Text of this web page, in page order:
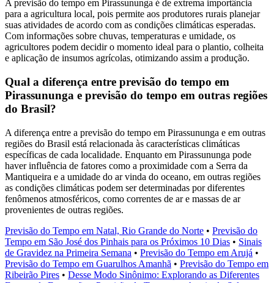
A previsão do tempo em Pirassununga é de extrema importância
para a agricultura local, pois permite aos produtores rurais planejar
suas atividades de acordo com as condições climáticas esperadas.
Com informações sobre chuvas, temperaturas e umidade, os
agricultores podem decidir o momento ideal para o plantio, colheita
e aplicação de insumos agrícolas, otimizando assim a produção.
Qual a diferença entre previsão do tempo em
Pirassununga e previsão do tempo em outras regiões
do Brasil?
A diferença entre a previsão do tempo em Pirassununga e em outras
regiões do Brasil está relacionada às características climáticas
específicas de cada localidade. Enquanto em Pirassununga pode
haver influência de fatores como a proximidade com a Serra da
Mantiqueira e a umidade do ar vinda do oceano, em outras regiões
as condições climáticas podem ser determinadas por diferentes
fenômenos atmosféricos, como correntes de ar e massas de ar
provenientes de outras regiões.
Previsão do Tempo em Natal, Rio Grande do Norte • Previsão do
Tempo em São José dos Pinhais para os Próximos 10 Dias • Sinais
de Gravidez na Primeira Semana • Previsão do Tempo em Arujá •
Previsão do Tempo em Guarulhos Amanhã • Previsão do Tempo em
Ribeirão Pires • Desse Modo Sinônimo: Explorando as Diferentes